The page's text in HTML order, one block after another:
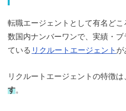
転職エージェントとして有名どこ
数国内ナンバーワンで、実績・
ている リクルートエージェント が
リクルートエージェントの特徴は
す。